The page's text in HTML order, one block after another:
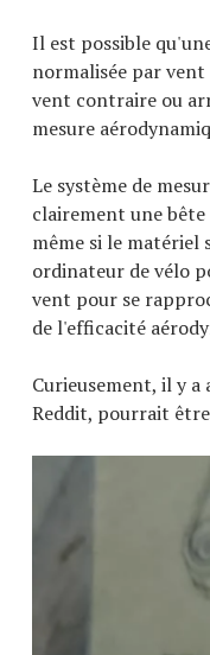
Il est possible
normalisée par
vent contraire ou
mesure
Le système de
clairement une
même si le matériel
ordinateur de vélo
vent pour se
de l'efficacité
Curieusement, il y
Reddit, pourrait